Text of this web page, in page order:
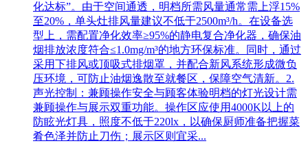
化达标”。由于空间通透，明档所需风量通常需上浮15%
至20%，单头灶排风量建议不低于2500m³/h。在设备选
型上，需配置净化效率≥95%的静电复合净化器，确保油
烟排放浓度符合≤1.0mg/m³的地方环保标准。同时，通过
采用下排风或顶吸式排烟罩，并配合新风系统形成微负
压环境，可防止油烟逸散至就餐区，保障空气清新。2.
声光控制：兼顾操作安全与顾客体验明档的灯光设计需
兼顾操作与展示双重功能。操作区应使用4000K以上的
防眩光灯具，照度不低于220lx，以确保厨师准备把握菜
肴色泽并防止刀伤；展示区则宜采...